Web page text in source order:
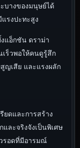
บางของมนุษย์ได้
รงปะทะสูง
แอ็กชัน ดราม่า
เร็วพอให้คนดูรู้สึก
ญเสีย และแรงผลัก
ยดและการสร้าง
ละจริงจังเป็นพิเศษ
รอดที่มีอารมณ์